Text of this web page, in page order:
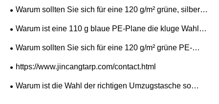
standhalten?
Warum sollten Sie sich für eine 120 g/m² grüne, silberne
PE-Plane für zuverlässigen Schutz im Freien
Warum ist eine 110 g blaue PE-Plane die kluge Wahl
für dauerhaften und kostengünstigen Schutz?
Warum sollten Sie sich für eine 120 g/m² grüne PE-
Plane für dauerhaften und kostengünstigen Schutz
https://www.jincangtarp.com/contact.html
Warum ist die Wahl der richtigen Umzugstasche so